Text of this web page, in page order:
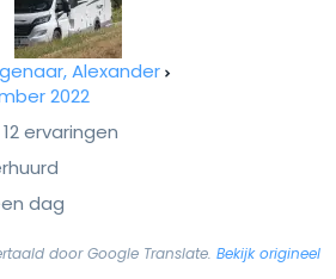
Alexander
2022
ervaringen
dag
door Google Translate. Bekijk origineel